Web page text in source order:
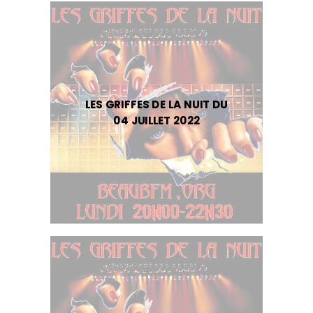
LES GRIFFES DE LA NUIT DU
04 JUILLET 2022